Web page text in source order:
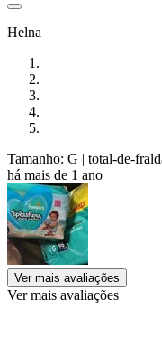
Helna
Tamanho: G | total-de-
há mais de 1 ano
Ver mais avaliações
Ver mais avaliações